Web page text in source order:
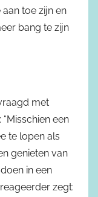
toe zijn en
bang te zijn
met
een
te lopen als
genieten van
in een
zegt: